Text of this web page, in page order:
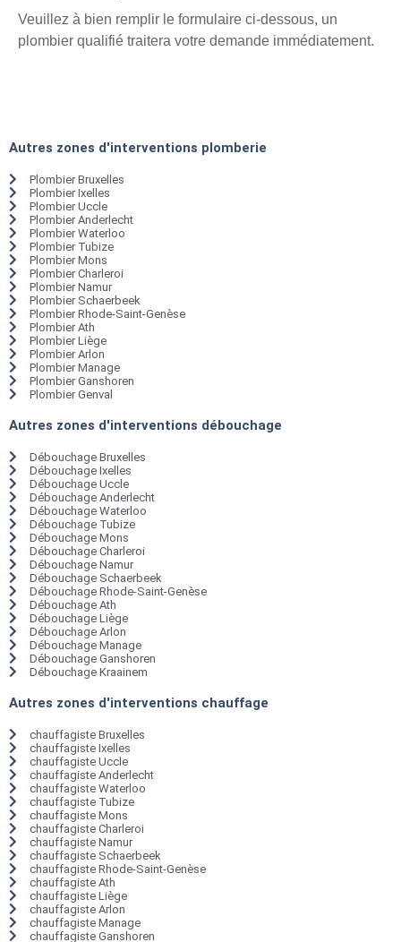
Veuillez à bien remplir le formulaire ci-dessous, un
plombier qualifié traitera votre demande immédiatement.
Autres zones d'interventions plomberie
Plombier Bruxelles
Plombier Ixelles
Plombier Uccle
Plombier Anderlecht
Plombier Waterloo
Plombier Tubize
Plombier Mons
Plombier Charleroi
Plombier Namur
Plombier Schaerbeek
Plombier Rhode-Saint-Genèse
Plombier Ath
Plombier Liège
Plombier Arlon
Plombier Manage
Plombier Ganshoren
Plombier Genval
Autres zones d'interventions débouchage
Débouchage Bruxelles
Débouchage Ixelles
Débouchage Uccle
Débouchage Anderlecht
Débouchage Waterloo
Débouchage Tubize
Débouchage Mons
Débouchage Charleroi
Débouchage Namur
Débouchage Schaerbeek
Débouchage Rhode-Saint-Genèse
Débouchage Ath
Débouchage Liège
Débouchage Arlon
Débouchage Manage
Débouchage Ganshoren
Débouchage Kraainem
Autres zones d'interventions chauffage
chauffagiste Bruxelles
chauffagiste Ixelles
chauffagiste Uccle
chauffagiste Anderlecht
chauffagiste Waterloo
chauffagiste Tubize
chauffagiste Mons
chauffagiste Charleroi
chauffagiste Namur
chauffagiste Schaerbeek
chauffagiste Rhode-Saint-Genèse
chauffagiste Ath
chauffagiste Liège
chauffagiste Arlon
chauffagiste Manage
chauffagiste Ganshoren